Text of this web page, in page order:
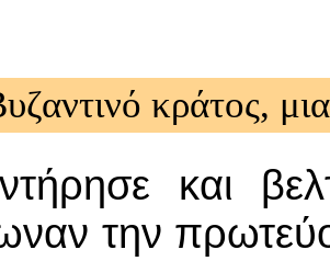
κράτος,
και
την